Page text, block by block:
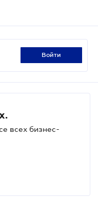
войти
всех бизнес-